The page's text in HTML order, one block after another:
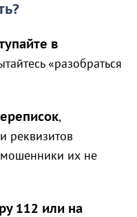
в
«разобраться
,
реквизитов
мошенники их не
112 или на